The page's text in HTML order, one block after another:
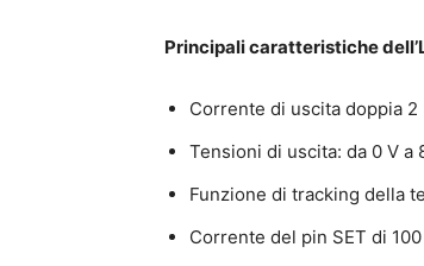
Principali caratteristiche
Corrente di uscita doppia
Tensioni di uscita: da 0 V a
Funzione di tracking della
Corrente del pin SET di